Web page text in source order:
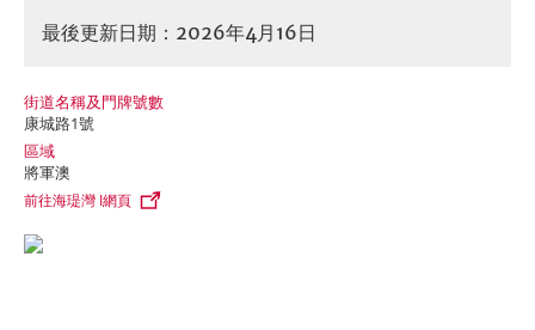
最後更新日期：2026年4月16日
街道名稱及門牌號數
康城路1號
區域
將軍澳
前往海瑅灣 I網頁